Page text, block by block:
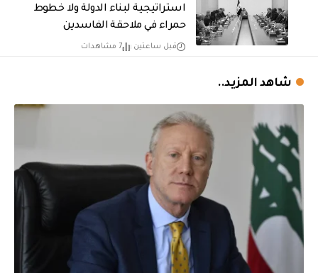
استراتيجية لبناء الدولة ولا خطوط
حمراء في ملاحقة الفاسدين
قبل ساعتين 7 مشاهدات
شاهد المزيد..